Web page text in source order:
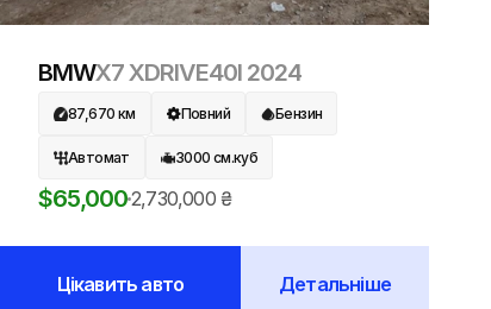
BMWX7 XDRIVE40I 2024
87,670 км Повний Бензин
Автомат 3000 см.куб
$65,0002,730,000₴
Цікавить авто Детальніше